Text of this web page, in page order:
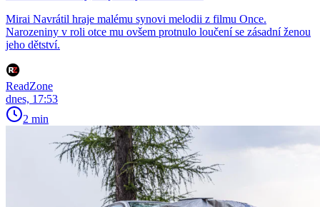
Mirai Navrátil hraje malému synovi melodii z filmu Once.
Narozeniny v roli otce mu ovšem protnulo loučení se zásadní ženou
jeho dětství.
ReadZone
dnes, 17:53
2 min